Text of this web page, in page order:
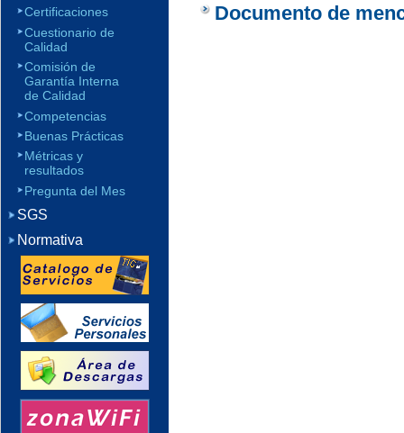
Documento de
Certificaciones
Cuestionario de
Calidad
Comisión de
Garantía Interna
de Calidad
Competencias
Buenas Prácticas
Métricas y
resultados
Pregunta del Mes
SGS
Normativa